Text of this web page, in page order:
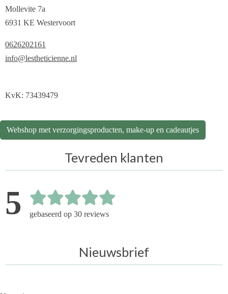
Mollevite 7a
6931 KE Westervoort
0626202161
info@lestheticienne.nl
KvK: 73439479
Webshop met verzorgingsproducten, make-up en cadeautjes
Tevreden klanten
5 gebaseerd op 30 reviews
Nieuwsbrief